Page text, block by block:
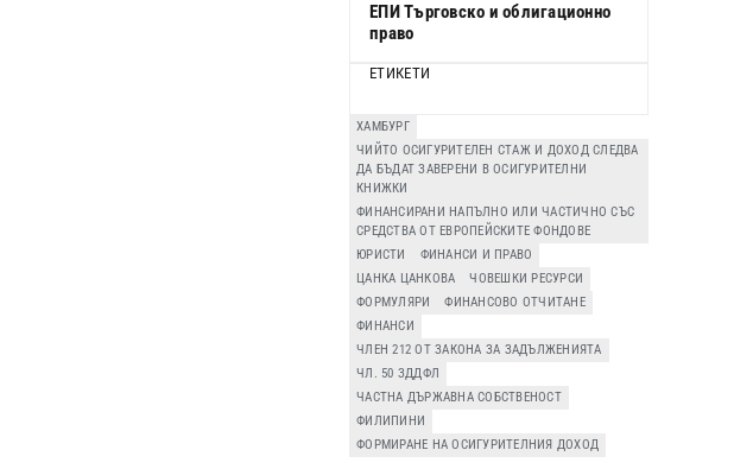
ЕПИ Търговско и облигационно
право
ЕТИКЕТИ
ХАМБУРГ
ЧИЙТО ОСИГУРИТЕЛЕН СТАЖ И ДОХОД СЛЕДВА
ДА БЪДАТ ЗАВЕРЕНИ В ОСИГУРИТЕЛНИ
КНИЖКИ
ФИНАНСИРАНИ НАПЪЛНО ИЛИ ЧАСТИЧНО СЪС
СРЕДСТВА ОТ ЕВРОПЕЙСКИТЕ ФОНДОВЕ
ЮРИСТИ
ФИНАНСИ И ПРАВО
ЦАНКА ЦАНКОВА
ЧОВЕШКИ РЕСУРСИ
ФОРМУЛЯРИ
ФИНАНСОВО ОТЧИТАНЕ
ФИНАНСИ
ЧЛЕН 212 ОТ ЗАКОНА ЗА ЗАДЪЛЖЕНИЯТА
ЧЛ. 50 ЗДДФЛ
ЧАСТНА ДЪРЖАВНА СОБСТВЕНОСТ
ФИЛИПИНИ
ФОРМИРАНЕ НА ОСИГУРИТЕЛНИЯ ДОХОД